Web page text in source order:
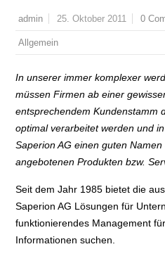
admin 25. Oktober 2011 0
Allgemein
In unserer immer komplexer
müssen Firmen ab einer
entsprechendem Kundenstamm
optimal verarbeitet werden und
Saperion AG einen guten
angebotenen Produkten bzw.
Seit dem Jahr 1985 bietet die
Saperion AG Lösungen für
funktionierendes Management
Informationen suchen.